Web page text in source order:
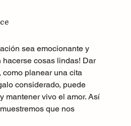
sea emocionante y
hacerse cosas lindas! Dar
planear una cita
considerado, puede
mantener vivo el amor. Así
que nos